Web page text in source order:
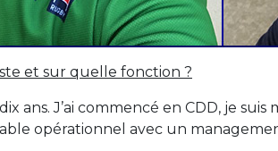
et sur quelle fonction ?
ans. J’ai commencé en CDD, je
opérationnel avec un